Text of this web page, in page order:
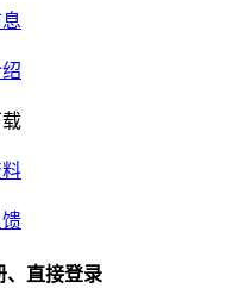
、直接登录